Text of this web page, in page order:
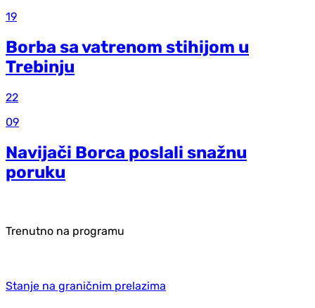
19
Borba sa vatrenom stihijom u
Trebinju
22
09
Navijači Borca poslali snažnu
poruku
Trenutno na programu
Stanje na graničnim prelazima